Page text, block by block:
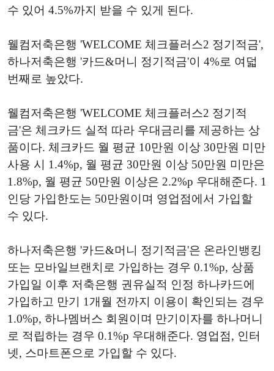
수 있어 4.5%까지 받을 수 있게 된다.
웰컴저축은행 'WELCOME 체크플러스2 정기적금',
하나저축은행 '카드&머니 정기적금'이 4%로 여덟
번째로 높았다.
웰컴저축은행 'WELCOME 체크플러스2 정기적
금'은 체크카드 실적 따라 우대금리를 제공하는 상
품이다. 체크카드 월 평균 10만원 이상 30만원 미만
사용 시 1.4%p, 월 평균 30만원 이상 50만원 미만은
1.8%p, 월 평균 50만원 이상은 2.2%p 우대해준다. 1
인당 가입한도는 50만원이며 영업점에서 가입할
수 있다.
하나저축은행 '카드&머니 정기적금'은 온라인뱅킹
또는 모바일브랜치로 가입하는 경우 0.1%p, 상품
가입일 이후 저축은행 권유실적 인정 하나카드에
가입하고 만기 1개월 전까지 이용이 확인되는 경우
1.0%p, 하나멤버스 회원이며 만기이자를 하나머니
로 적립하는 경우 0.1%p 우대해준다. 영업점, 인터
넷, 스마트폰으로 가입할 수 있다.